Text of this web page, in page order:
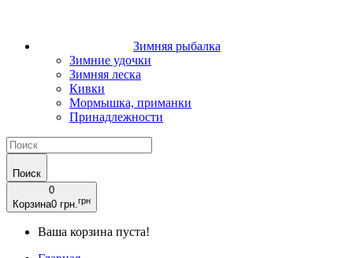
Зимняя рыбалка
Зимние удочки
Зимняя леска
Кивки
Мормышка, приманки
Принадлежности
Поиск
0
Корзина0 грн. грн
Ваша корзина пуста!